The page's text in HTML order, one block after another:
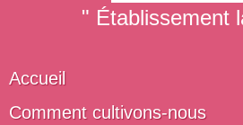
" Établissement
Accueil
Comment cultivons-nous